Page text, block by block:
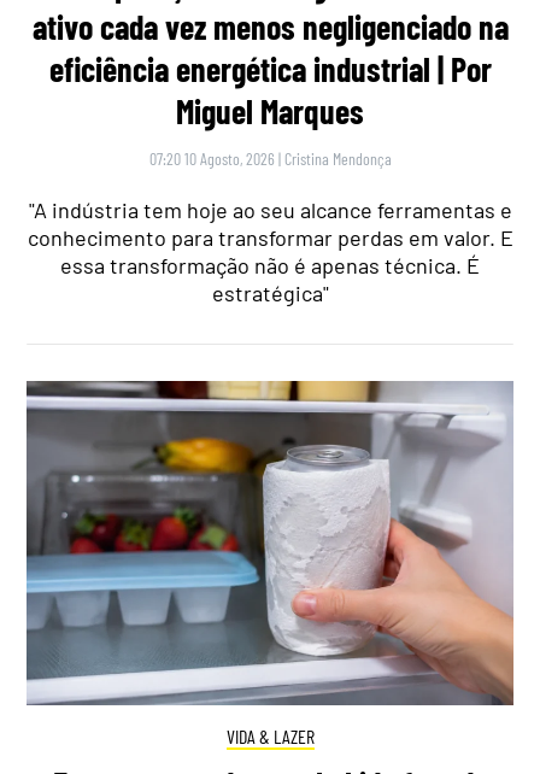
ativo cada vez menos negligenciado na
eficiência energética industrial | Por
Miguel Marques
07:20 10 Agosto, 2026 | Cristina Mendonça
"A indústria tem hoje ao seu alcance ferramentas e
conhecimento para transformar perdas em valor. E
essa transformação não é apenas técnica. É
estratégica"
VIDA & LAZER